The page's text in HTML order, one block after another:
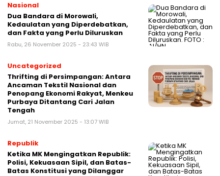
Nasional
Dua Bandara di Morowali,
Kedaulatan yang Diperdebatkan,
dan Fakta yang Perlu Diluruskan
Rabu, 26 November 2025 - 23:43 WIB
Uncategorized
Thrifting di Persimpangan: Antara
Ancaman Tekstil Nasional dan
Penopang Ekonomi Rakyat, Menkeu
Purbaya Ditantang Cari Jalan
Tengah
Jumat, 21 November 2025 - 13:07 WIB
Republik
Ketika MK Mengingatkan Republik:
Polisi, Kekuasaan Sipil, dan Batas-
Batas Konstitusi yang Dilanggar